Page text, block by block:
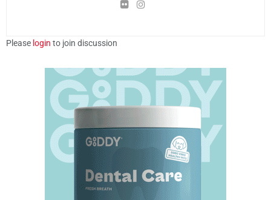
Please login to join discussion